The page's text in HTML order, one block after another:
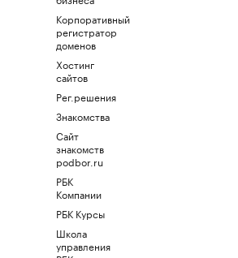
Корпоративный
регистратор
доменов
Хостинг
сайтов
Рег.решения
Знакомства
Сайт
знакомств
podbor.ru
РБК
Компании
РБК Курсы
Школа
управления